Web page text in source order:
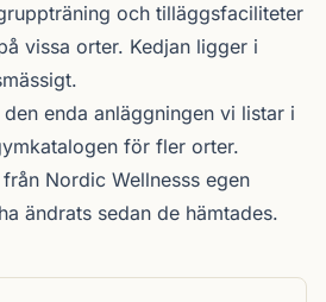
och tilläggsfaciliteter
vissa orter. Kedjan ligger i
enda anläggningen vi listar i
för fler orter.
Nordic Wellnesss egen
ändrats sedan de hämtades.